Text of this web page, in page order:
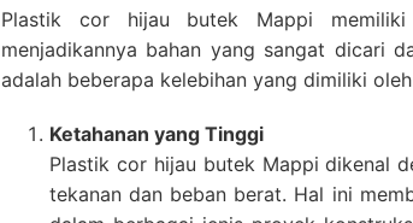
Plastik cor hijau butek Mappi memiliki
menjadikannya bahan yang sangat dicari
adalah beberapa kelebihan yang dimiliki
Ketahanan yang Tinggi
Plastik cor hijau butek Mappi dikenal
tekanan dan beban berat. Hal ini